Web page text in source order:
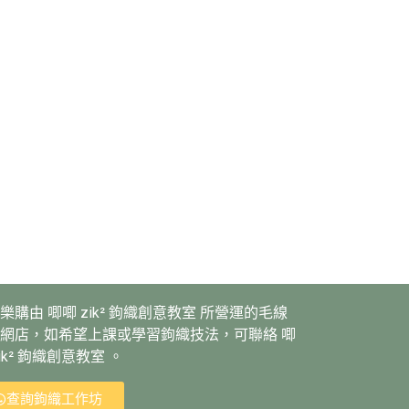
購由 唧唧 zik² 鉤織創意教室 所營運的毛線
店，如希望上課或學習鉤織技法，可聯絡 唧
鉤織創意教室 。
查詢鉤織工作坊